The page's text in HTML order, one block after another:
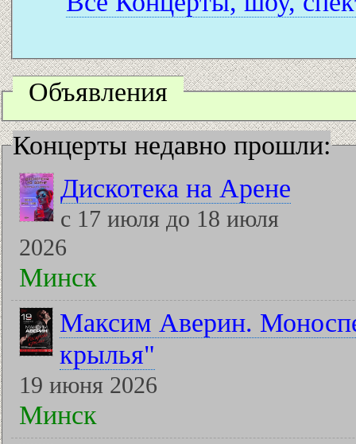
Объявления
Концерты недавно прошли:
Дискотека на Арене
с 17 июля до 18 июля
2026
Минск
Максим Аверин.
крылья"
19 июня 2026
Минск